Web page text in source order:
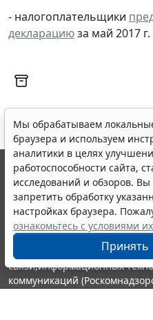
- налогоплательщики
декларациюза май 2017 г.
Мы обрабатываем
браузера и используем
аналитики в целях
работоспособности сайта,
исследований и обзоров.
запретить обработку
настройках браузера.
ознакомьтесь с условиями
Принять
© ООО "НПП "ГАРАНТ-
выпускается с 1990 года.
являются участниками
информации ГАРАНТ.
Портал ГАРАНТ.РУ
издания Федеральной
связи,информационных
коммуникаций